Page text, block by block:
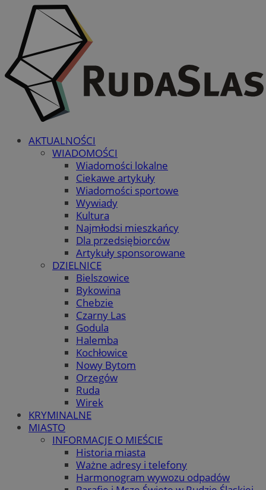
AKTUALNOŚCI
WIADOMOŚCI
Wiadomości lokalne
Ciekawe artykuły
Wiadomości sportowe
Wywiady
Kultura
Najmłodsi mieszkańcy
Dla przedsiębiorców
Artykuły sponsorowane
DZIELNICE
Bielszowice
Bykowina
Chebzie
Czarny Las
Godula
Halemba
Kochłowice
Nowy Bytom
Orzegów
Ruda
Wirek
KRYMINALNE
MIASTO
INFORMACJE O MIEŚCIE
Historia miasta
Ważne adresy i telefony
Harmonogram wywozu odpadów